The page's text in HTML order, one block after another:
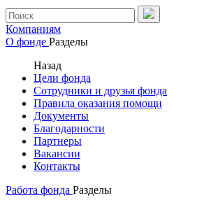
Компаниям
О фонде Разделы
Назад
Цели фонда
Сотрудники и друзья фонда
Правила оказания помощи
Документы
Благодарности
Партнеры
Вакансии
Контакты
Работа фонда Разделы